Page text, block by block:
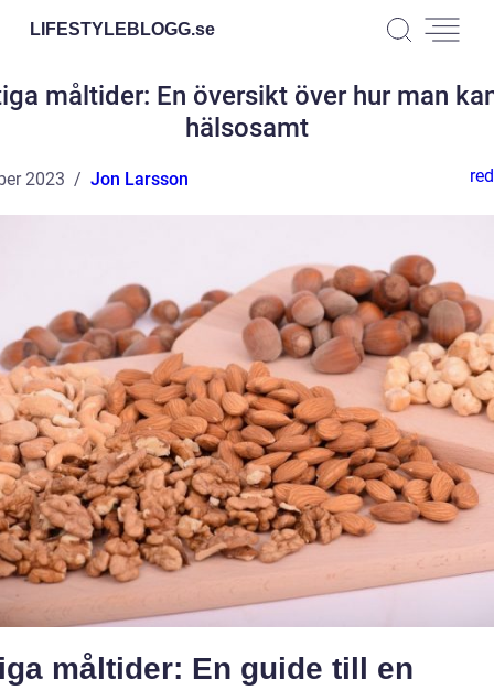
LIFESTYLEBLOGG.se
måltider: En översikt över hur man
hälsosamt
2023 Jon Larsson
måltider: En guide till en